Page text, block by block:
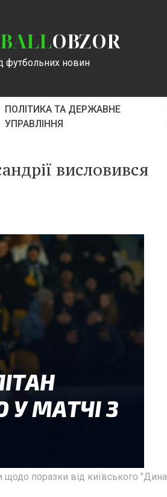
OBZOR
футбольних новин
ПОЛІТИКА ТА ДЕРЖАВНЕ
УПРАВЛІННЯ
висловився
поразки від київського